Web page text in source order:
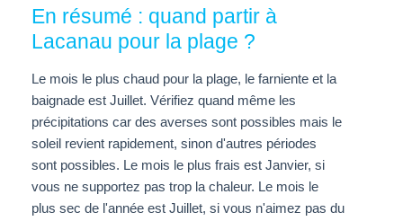
En résumé : quand partir à
Lacanau pour la plage ?
Le mois le plus chaud pour la plage, le farniente et la
baignade est Juillet. Vérifiez quand même les
précipitations car des averses sont possibles mais le
soleil revient rapidement, sinon d'autres périodes
sont possibles. Le mois le plus frais est Janvier, si
vous ne supportez pas trop la chaleur. Le mois le
plus sec de l'année est Juillet, si vous n'aimez pas du